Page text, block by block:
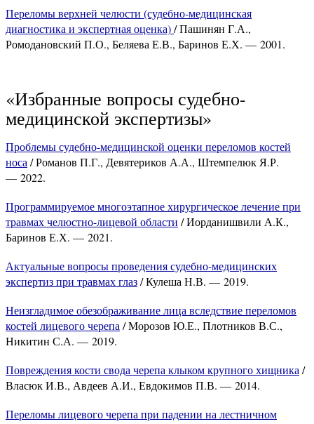
Переломы верхней челюсти (судебно-медицинская
диагностика и экспертная оценка)/ Пашинян Г.А.,
Ромодановский П.О., Беляева Е.В., Баринов Е.Х. — 2001.
«Избранные вопросы судебно-
медицинской экспертизы»
Проблемы судебно-медицинской оценки переломов костей
носа / Романов П.Г., Девятериков А.А., Штемпелюк Я.Р.
— 2022.
Программируемое многоэтапное хирургическое лечение при
травмах челюстно-лицевой области / Иорданишвили А.К.,
Баринов Е.Х. — 2021.
Актуальные вопросы проведения судебно-медицинских
экспертиз при травмах глаз/ Кулеша Н.В. — 2019.
Неизгладимое обезображивание лица вследствие переломов
костей лицевого черепа / Морозов Ю.Е., Плотников В.С.,
Никитин С.А. — 2019.
Повреждения кости свода черепа клыком крупного хищника /
Власюк И.В., Авдеев А.И., Евдокимов П.В. — 2014.
Переломы лицевого черепа при падении на лестничном